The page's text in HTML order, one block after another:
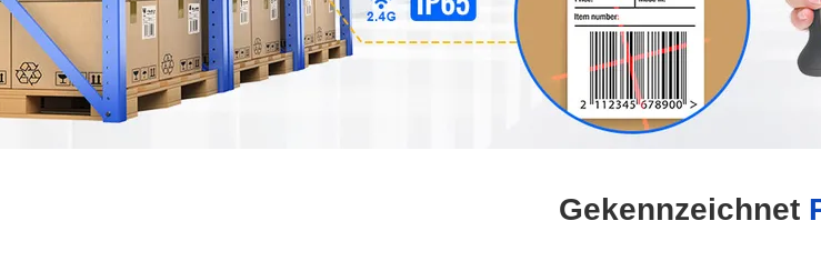
Gekennzeichnet